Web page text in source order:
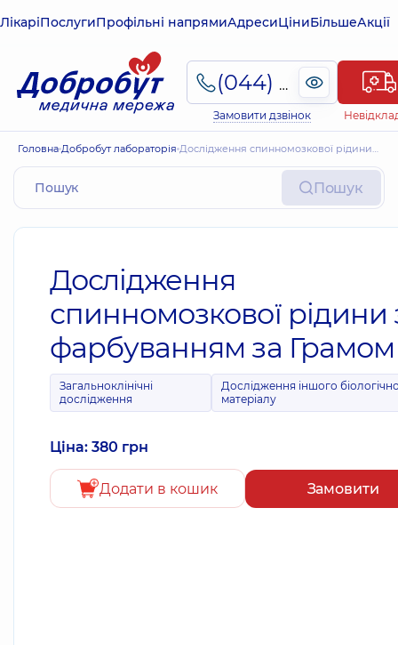
ЛікаріПослугиПрофільні напрямиАдресиЦіниБільшеАкції
(044) 495-2-888
Замовити дзвінок
Головна Добробут лабораторія Дослідження спинномозкової рідини з фарбуванням за Грамом
Пошук
Дослідження
спинномозкової рідини
фарбуванням за Грамом
Загальноклінічні
дослідження
Дослідження іншого
матеріалу
Ціна: 380 грн
Додати в кошик Замовити